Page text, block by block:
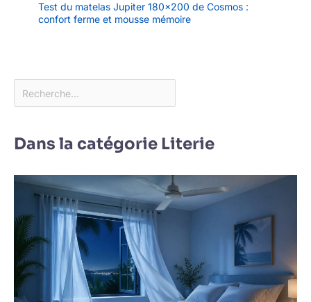
Test du matelas Jupiter 180×200 de Cosmos :
confort ferme et mousse mémoire
Dans la catégorie Literie